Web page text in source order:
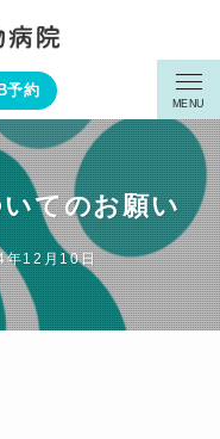
予約
MENU
てのお願い
年12月10日